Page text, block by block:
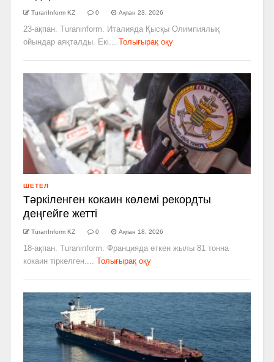
TuranInform KZ 0 Ақпан 23, 2026
23-ақпан. Turaninform. Италияда Қысқы Олимпиялық
ойындар аяқталды. Екі...
Толығырақ оқу
ШЕТЕЛ
Тәркіленген кокаин көлемі рекордты
деңгейге жетті
TuranInform KZ 0 Ақпан 18, 2026
18-ақпан. Turaninform. Францияда өткен жылы 81 тонна
кокаин тіркелген....
Толығырақ оқу